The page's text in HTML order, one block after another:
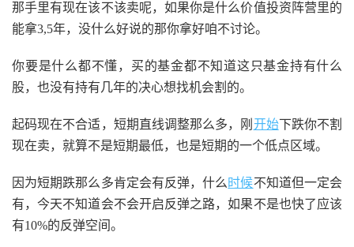
那手里有现在该不该卖呢，如果你是什么价值投资阵营里的
能拿3,5年，没什么好说的那你拿好咱不讨论。
你要是什么都不懂，买的基金都不知道这只基金持有什么
股，也没有持有几年的决心想找机会割的。
起码现在不合适，短期直线调整那么多，刚 开始下跌你不割
现在卖，就算不是短期最低，也是短期的一个低点区域。
因为短期跌那么多肯定会有反弹，什么 时候不知道但一定会
有，今天不知道会不会开启反弹之路，如果不是也快了应该
有10%的反弹空间。